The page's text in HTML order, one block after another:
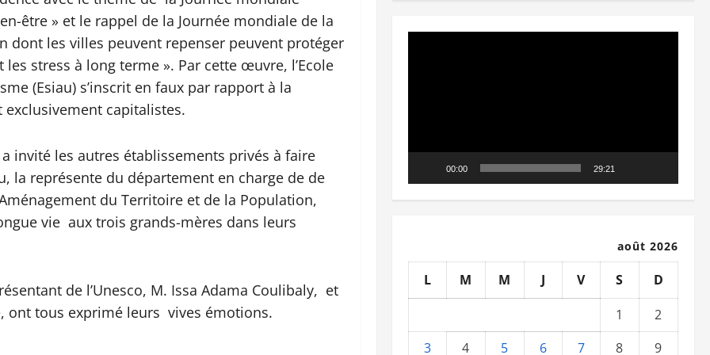
être » et le rappel de la Journée mondiale de la
dont les villes peuvent repenser peuvent protéger
stress à long terme ». Par cette œuvre, l’Ecole
(Esiau) s’inscrit en faux par rapport à la
capitalistes.
invité les autres établissements privés à faire
la représente du département en charge de de
du Territoire et de la Population,
vie aux trois grands-mères dans leurs
de l’Unesco, M. Issa Adama Coulibaly, et
ont tous exprimé leurs vives émotions.
00:00 29:21
août 2026
L M M J V S
D
1
2
3
4 5 6 7 8 9